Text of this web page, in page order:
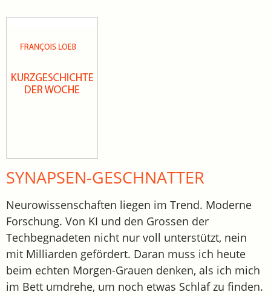
SYNAPSEN-GESCHNATTER
Neurowissenschaften liegen im Trend. Moderne
Forschung. Von KI und den Grossen der
Techbegnadeten nicht nur voll unterstützt, nein
mit Milliarden gefördert. Daran muss ich heute
beim echten Morgen-Grauen denken, als ich mich
im Bett umdrehe, um noch etwas Schlaf zu finden.